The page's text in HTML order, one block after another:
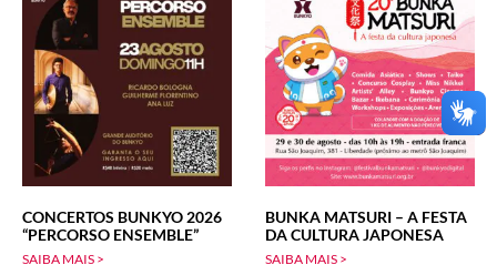
CONCERTOS BUNKYO 2026
“PERCORSO ENSEMBLE”
SAIBA MAIS >
BUNKA MATSURI – A FESTA
DA CULTURA JAPONESA
SAIBA MAIS >